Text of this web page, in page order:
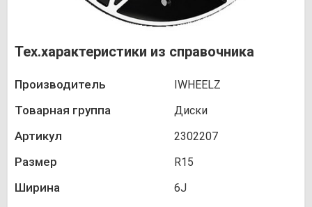
Тех.характеристики из справочника
Производитель IWHEELZ
Товарная группа Диски
Артикул 2302207
Размер R15
Ширина 6J